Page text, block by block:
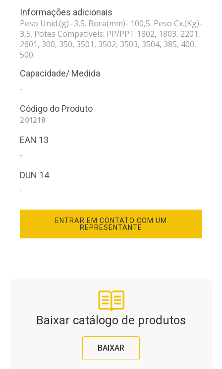
Informações adicionais
Peso Unid.(g)- 3,5. Boca(mm)- 100,5. Peso Cx.(Kg)-
3,5. Potes Compatíveis: PP/PPT 1802, 1803, 2201,
2601, 300, 350, 3501, 3502, 3503, 3504, 385, 400,
500.
Capacidade/ Medida
-
Código do Produto
201218
EAN 13
-
DUN 14
-
ENTRAR EM CONTATO COM UM
REPRESENTANTE
Baixar catálogo de produtos
BAIXAR